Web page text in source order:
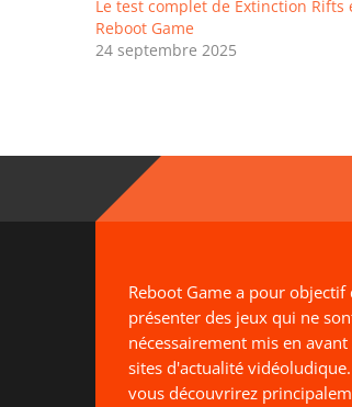
Le test complet de Extinction
Reboot Game
24 septembre 2025
Reboot Game a pour objectif
présenter des jeux qui ne
nécessairement mis en
sites d'actualité
vous découvrirez